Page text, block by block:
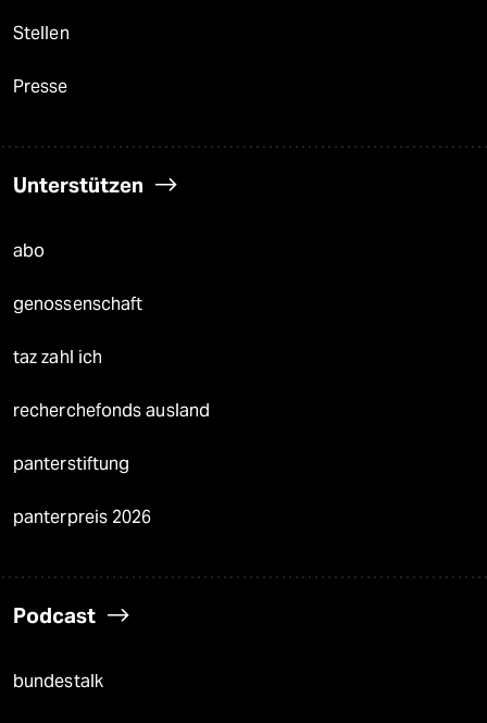
Stellen
Presse
Unterstützen
abo
genossenschaft
taz zahl ich
recherchefonds ausland
panterstiftung
panterpreis 2026
Podcast
bundestalk